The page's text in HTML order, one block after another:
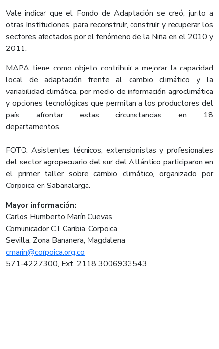
Vale indicar que el Fondo de Adaptación se creó, junto a
otras instituciones, para reconstruir, construir y recuperar los
sectores afectados por el fenómeno de la Niña en el 2010 y
2011.
MAPA tiene como objeto contribuir a mejorar la capacidad
local de adaptación frente al cambio climático y la
variabilidad climática, por medio de información agroclimática
y opciones tecnológicas que permitan a los productores del
país afrontar estas circunstancias en 18
departamentos.
FOTO. Asistentes técnicos, extensionistas y profesionales
del sector agropecuario del sur del Atlántico participaron en
el primer taller sobre cambio climático, organizado por
Corpoica en Sabanalarga.
Mayor información:
Carlos Humberto Marín Cuevas
Comunicador C.I. Caribia, Corpoica
Sevilla, Zona Bananera, Magdalena
cmarin@corpoica.org.co
571-4227300, Ext. 2118 3006933543